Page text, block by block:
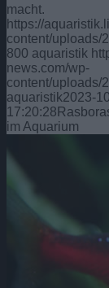
macht.
https://
content/uploads/
800 aquaristik
news.com/wp-
content/uploads/
aquaristik2023-
17:20:28
im Aquarium